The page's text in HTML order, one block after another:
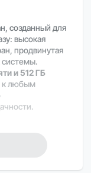
созданный для
высокая
продвинутая
системы.
и 512 ГБ
к любым